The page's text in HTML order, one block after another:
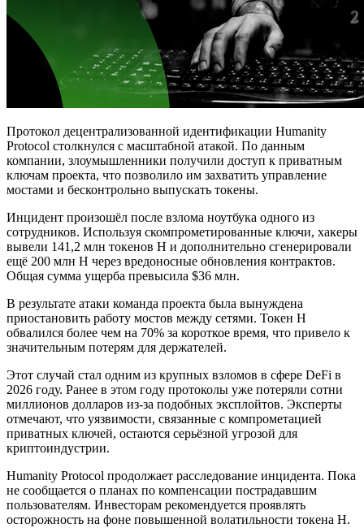
Протокол децентрализованной идентификации Humanity
Protocol столкнулся с масштабной атакой. По данным
компании, злоумышленники получили доступ к приватным
ключам проекта, что позволило им захватить управление
мостами и бесконтрольно выпускать токены.
Инцидент произошёл после взлома ноутбука одного из
сотрудников. Используя скомпрометированные ключи, хакеры
вывели 141,2 млн токенов H и дополнительно сгенерировали
ещё 200 млн H через вредоносные обновления контрактов.
Общая сумма ущерба превысила $36 млн.
В результате атаки команда проекта была вынуждена
приостановить работу мостов между сетями. Токен H
обвалился более чем на 70% за короткое время, что привело к
значительным потерям для держателей.
Этот случай стал одним из крупных взломов в сфере DeFi в
2026 году. Ранее в этом году протоколы уже потеряли сотни
миллионов долларов из-за подобных эксплойтов. Эксперты
отмечают, что уязвимости, связанные с компрометацией
приватных ключей, остаются серьёзной угрозой для
криптоиндустрии.
Humanity Protocol продолжает расследование инцидента. Пока
не сообщается о планах по компенсации пострадавшим
пользователям. Инвесторам рекомендуется проявлять
осторожность на фоне повышенной волатильности токена H.